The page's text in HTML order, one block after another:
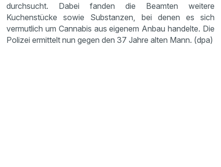
durchsucht. Dabei fanden die Beamten weitere
Kuchenstücke sowie Substanzen, bei denen es sich
vermutlich um Cannabis aus eigenem Anbau handelte. Die
Polizei ermittelt nun gegen den 37 Jahre alten Mann. (dpa)